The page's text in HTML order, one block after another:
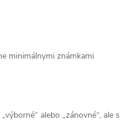
minimálnymi známkami
alebo „zánovné“, ale s